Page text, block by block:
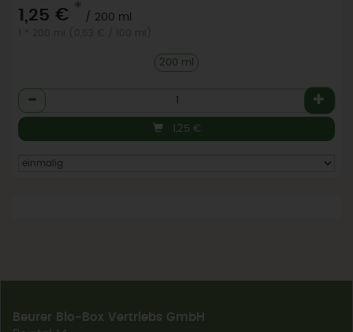
1,25 € *
/ 200 ml
200 ml
Anzahl
1,25 €
Beurer Bio-Box Vertriebs GmbH